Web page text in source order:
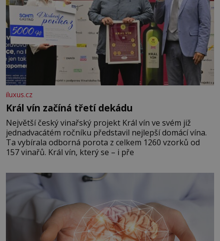
iluxus.cz
Král vín začíná třetí dekádu
Největší český vinařský projekt Král vín ve svém již
jednadvacátém ročníku představil nejlepší domácí vína.
Ta vybírala odborná porota z celkem 1260 vzorků od
157 vinařů. Král vín, který se – i pře